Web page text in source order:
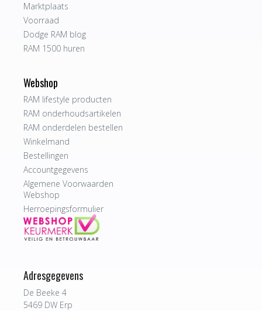
Marktplaats
Voorraad
Dodge RAM blog
RAM 1500 huren
Webshop
RAM lifestyle producten
RAM onderhoudsartikelen
RAM onderdelen bestellen
Winkelmand
Bestellingen
Accountgegevens
Algemene Voorwaarden
Webshop
Herroepingsformulier
Adresgegevens
De Beeke 4
5469 DW Erp